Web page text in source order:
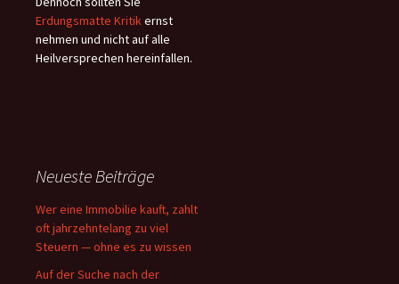
Erdungsmatte Kritikernst
nehmen und nicht auf alle
Heilversprechen hereinfallen.
Neueste Beiträge
Wer eine Immobilie kauft, zahlt
oft jahrzehntelang zu viel
Steuern — ohne es zu wissen
Auf der Suche nach der